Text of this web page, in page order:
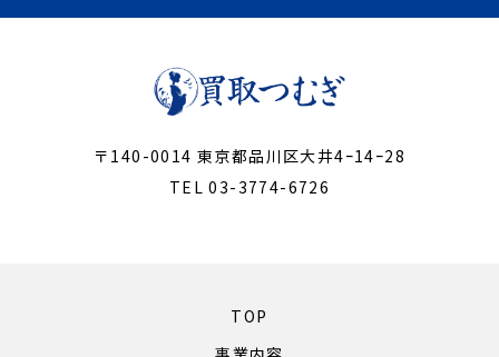
〒140-0014 東京都品川区大井4ｰ14ｰ28
TEL 03-3774-6726
TOP